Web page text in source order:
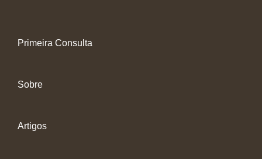
Primeira Consulta
Sobre
Artigos